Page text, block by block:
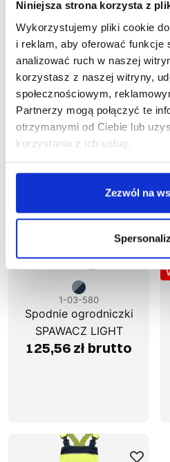
Niniejsza strona korzysta z
Wykorzystujemy pliki cookie
i reklam, aby oferować funkcje
analizować ruch w naszej
korzystasz z naszej witryny,
społecznościowym,
Partnerzy mogą połączyć te
otrzymanymi od Ciebie lub
korzystania z ich usług.
Zezwól na
1-03-435
MULTI PRO NEW 6 w 1
436,75 zł brutto
1-03-580
Spodnie ogrodniczki
SPAWACZ LIGHT
125,56 zł brutto